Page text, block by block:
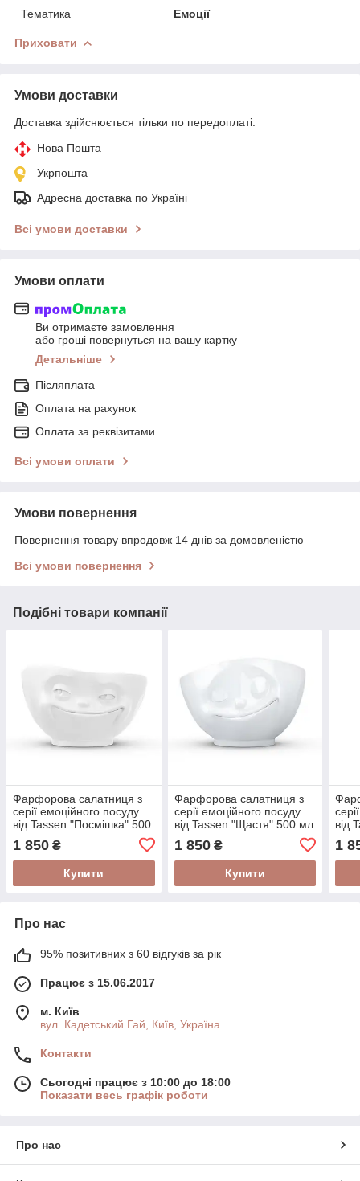
Тематика
Емоції
Приховати
Умови доставки
Доставка здійснюється тільки по передоплаті.
Нова Пошта
Укрпошта
Адресна доставка по Україні
Всі умови доставки
Умови оплати
Ви отримаєте замовлення
або гроші повернуться на вашу картку
Детальніше
Післяплата
Оплата на рахунок
Оплата за реквізитами
Всі умови оплати
Умови повернення
Повернення товару впродовж 14 днів за домовленістю
Всі умови повернення
Подібні товари компанії
Фарфорова салатниця з
серії емоційного посуду
від Tassen "Посмішка" 500
1 850 ₴
Купити
Фарфорова салатниця з
серії емоційного посуду
від Tassen "Щастя" 500 мл
1 850₴
Купити
від
1
Про нас
95% позитивних з 60 відгуків за рік
Працює з 15.06.2017
м. Київ
вул. Кадетський Гай, Київ, Україна
Контакти
Сьогодні працює з 10:00 до 18:00
Показати весь графік роботи
Про нас